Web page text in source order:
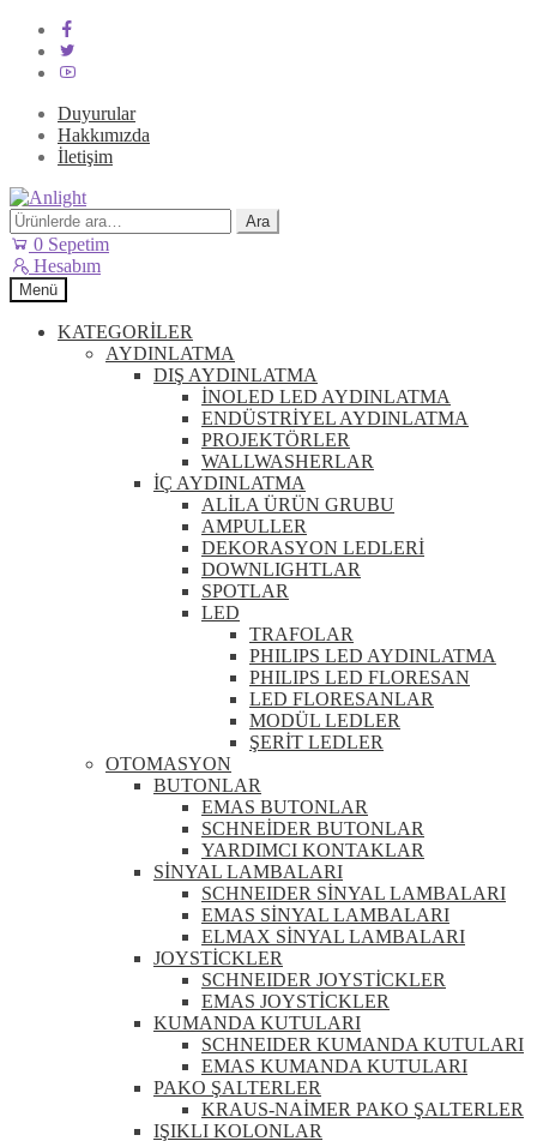
Duyurular
Hakkımızda
İletişim
Dolaşıma
geç
İçeriğe
geç
Ara: Ara
0 Sepetim
Hesabım
Menü
KATEGORİLER
AYDINLATMA
DIŞ AYDINLATMA
İNOLED LED AYDINLATMA
ENDÜSTRİYEL AYDINLATMA
PROJEKTÖRLER
WALLWASHERLAR
İÇ AYDINLATMA
ALİLA ÜRÜN GRUBU
AMPULLER
DEKORASYON LEDLERİ
DOWNLIGHTLAR
SPOTLAR
LED
TRAFOLAR
PHILIPS LED AYDINLATMA
PHILIPS LED FLORESAN
LED FLORESANLAR
MODÜL LEDLER
ŞERİT LEDLER
OTOMASYON
BUTONLAR
EMAS BUTONLAR
SCHNEİDER BUTONLAR
YARDIMCI KONTAKLAR
SİNYAL LAMBALARI
SCHNEIDER SİNYAL LAMBALARI
EMAS SİNYAL LAMBALARI
ELMAX SİNYAL LAMBALARI
JOYSTİCKLER
SCHNEIDER JOYSTİCKLER
EMAS JOYSTİCKLER
KUMANDA KUTULARI
SCHNEIDER KUMANDA KUTULARI
EMAS KUMANDA KUTULARI
PAKO ŞALTERLER
KRAUS-NAİMER PAKO ŞALTERLER
IŞIKLI KOLONLAR